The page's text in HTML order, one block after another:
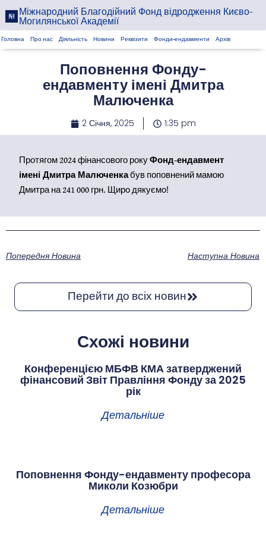
Міжнародний Благодійний Фонд відродження Києво-
Могилянської Академії
Головна Про нас Діяльність Новини Реквізити Фонди-ендавменти Архів
Поповнення Фонду-
ендавменту імені Дмитра
Малюченка
2 Січня, 2025 1:35 pm
Протягом 2024 фінансового рокуФонд-ендавмент
імені Дмитра Малюченкабув поповнений мамою
Дмитра на 241 000 грн. Щиро дякуємо!
Попередня Новина Наступна Новина
Перейти до всіх новин
Схожі новини
Конференцією МБФВ КМА затверджений
фінансовий Звіт Правління Фонду за 2025
рік
Детальніше
Поповнення Фонду-ендавменту професора
Миколи Козюбри
Детальніше